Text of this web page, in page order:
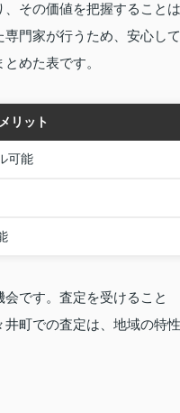
その価値を把握することは
門家が行うため、安心して
めた表です。
メリット
可能
です。査定を受けること
町での査定は、地域の特性